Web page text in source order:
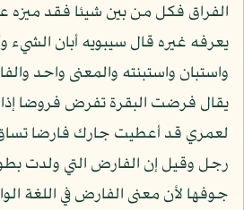
الفراق فكل من بين شيئا فقد ميزه
يعرفه غيره قال سيبويه أبان الشيء
واستبان واستبنته والمعنى واحد
يقال فرضت البقرة تفرض فروضا
لعمري قد أعطيت جارك فارضا تساق
رجل وقيل إن الفارض التي ولدت
جوفها لأن معنى الفارض في اللغة